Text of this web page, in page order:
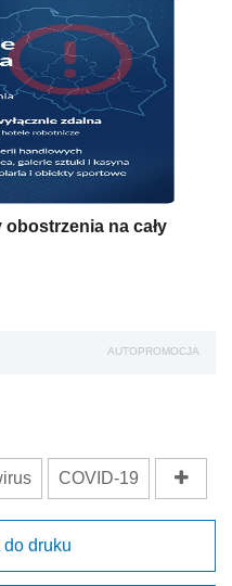
na cały
AUTOPROMOCJA
COVID-19
druku